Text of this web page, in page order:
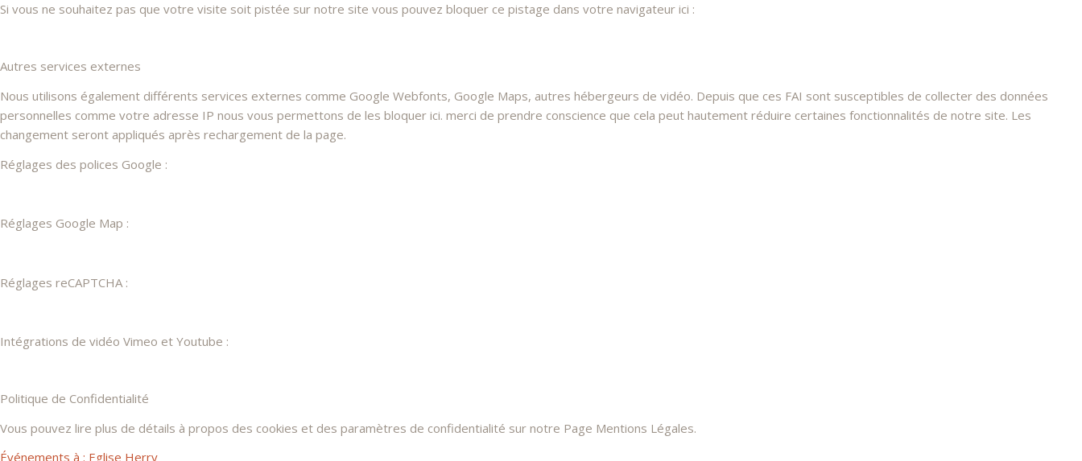
Si vous ne souhaitez pas que votre visite soit pistée sur notre site vous pouvez bloquer ce pistage dans votre navigateur ici :
Autres services externes
Nous utilisons également différents services externes comme Google Webfonts, Google Maps, autres hébergeurs de vidéo. Depuis que ces FAI sont susceptibles de collecter des données
personnelles comme votre adresse IP nous vous permettons de les bloquer ici. merci de prendre conscience que cela peut hautement réduire certaines fonctionnalités de notre site. Les
changement seront appliqués après rechargement de la page.
Réglages des polices Google :
Réglages Google Map :
Réglages reCAPTCHA :
Intégrations de vidéo Vimeo et Youtube :
Politique de Confidentialité
Vous pouvez lire plus de détails à propos des cookies et des paramètres de confidentialité sur notre Page Mentions Légales.
Événements à : Eglise Herry